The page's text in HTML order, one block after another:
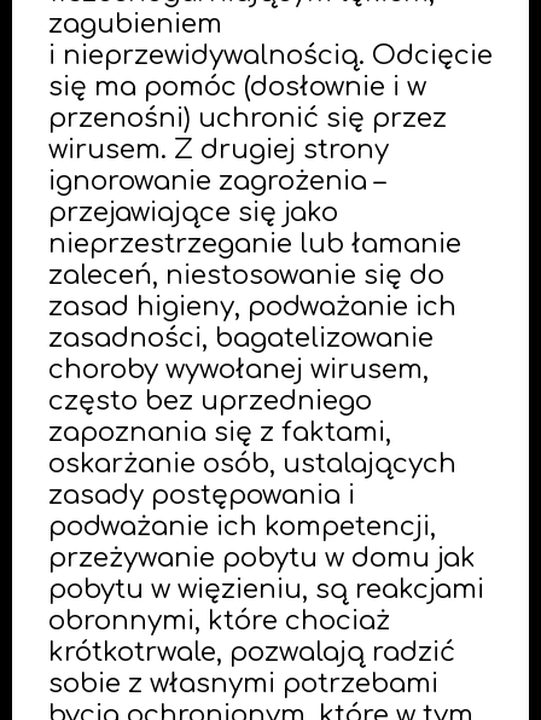
zagubieniem
i nieprzewidywalnością. Odcięcie
się ma pomóc (dosłownie i w
przenośni) uchronić się przez
wirusem. Z drugiej strony
ignorowanie zagrożenia –
przejawiające się jako
nieprzestrzeganie lub łamanie
zaleceń, niestosowanie się do
zasad higieny, podważanie ich
zasadności, bagatelizowanie
choroby wywołanej wirusem,
często bez uprzedniego
zapoznania się z faktami,
oskarżanie osób, ustalających
zasady postępowania i
podważanie ich kompetencji,
przeżywanie pobytu w domu jak
pobytu w więzieniu, są reakcjami
obronnymi, które chociaż
krótkotrwale, pozwalają radzić
sobie z własnymi potrzebami